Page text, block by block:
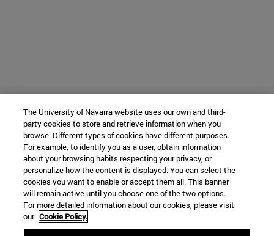
The University of Navarra website uses our own and third-
party cookies to store and retrieve information when you
browse. Different types of cookies have different purposes.
For example, to identify you as a user, obtain information
about your browsing habits respecting your privacy, or
personalize how the content is displayed. You can select the
cookies you want to enable or accept them all. This banner
will remain active until you choose one of the two options.
For more detailed information about our cookies, please visit
our Cookie Policy.